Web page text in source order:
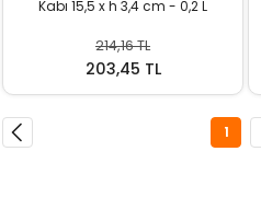
Kabı 15,5 x h 3,4 cm - 0,2 L
214,16 TL
203,45 TL
1